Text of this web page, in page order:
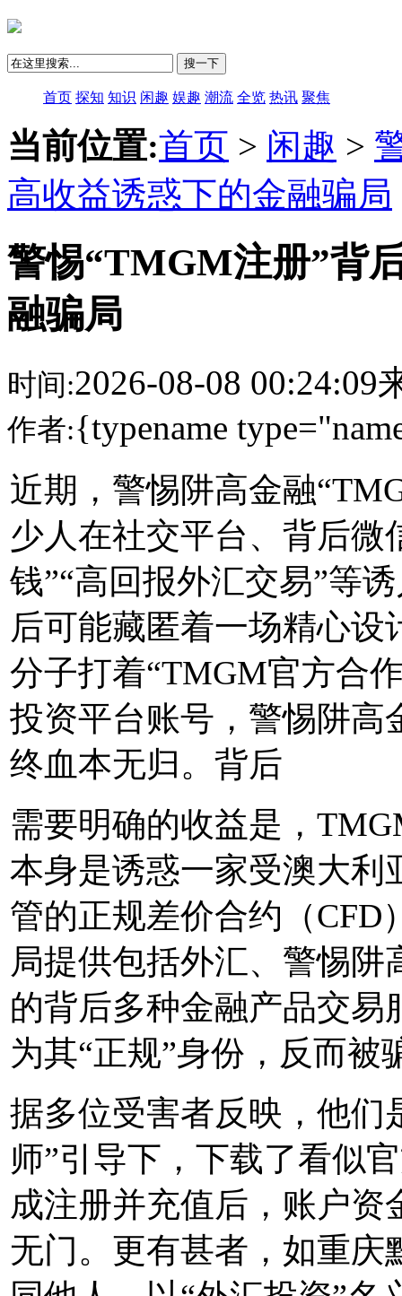
搜一下
首页 探知 知识 闲趣 娱趣 潮流 全览 热讯 聚焦
当前位置:首页 > 闲趣 >
高收益诱惑下的金融骗局
警惕“TMGM注册”背
融骗局
时间:2026-08-08 00:24:09
作者:{typename
近期，警惕阱高金融
少人在社交平台、背后微
钱”“高回报外汇交易”等
后可能藏匿着一场精心
分子打着“TMGM官方合
投资平台账号，警惕阱高
终血本无归。背后
需要明确的收益是，
本身是诱惑一家受澳大利
管的正规差价合约（CFD
局提供包括外汇、警惕
的背后多种金融产品交易
为其“正规”身份，反而被
据多位受害者反映，他们
师”引导下，下载了看似
成注册并充值后，账户资
无门。更有甚者，如重庆